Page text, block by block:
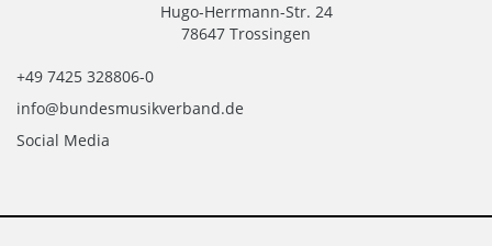
Hugo-Herrmann-Str. 24
78647 Trossingen
+49 7425 328806-0
info@bundesmusikverband.de
Social Media